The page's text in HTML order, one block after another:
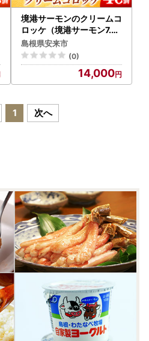
境港サーモンのクリームコ
ロッケ（境港サーモン7.2
％使用） 40g 40個 ／ 16
00g クリーム コロッケ 鳥
取県 境港 サーモン 養殖 銀
ザケ シャケ 洋食 時短 おか
ず 惣菜 おべんとう 弁当 簡
ーティー 贈答用 ギフト ご
自宅用 島根県 安来市【14
島根県安来市
(0)
14,000
1 次へ